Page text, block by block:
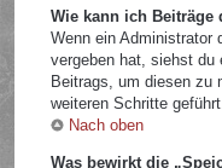
Wie kann ich Beiträge
Wenn ein Administrator
vergeben hat, siehst du
Beitrags, um diesen zu
weiteren Schritte
Nach oben
Was bewirkt die